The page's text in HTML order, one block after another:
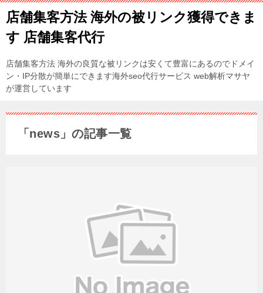
店舗集客方法 海外の被リンク獲得できま
す 店舗集客代行
店舗集客方法 海外の良質な被リンクは安くて豊富にあるのでドメイ
ン・IP分散が簡単にできます海外seo代行サービス web解析マサヤ
が運営しています
「news」の記事一覧